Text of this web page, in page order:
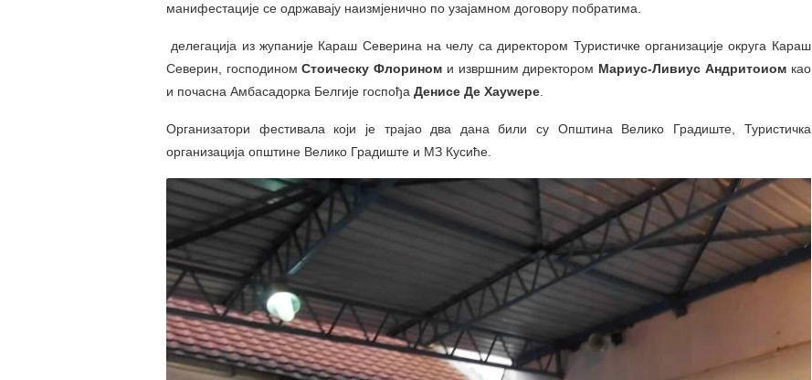
манифестације се одржавају наизмјенично по узајамном договору побратима.
делегација из жупаније Караш Северина на челу са директором Туристичке организације округа Караш
Северин, господиномСтоическу Флорином и извршним директором Мариус-Ливиус Андритоиомкао
и почасна Амбасадорка Белгије госпођа Денисе Де Хауwере.
Организатори фестивала који је трајао два дана били су Општина Велико Градиште, Туристичка
организација општине Велико Градиште и МЗ Кусиће.